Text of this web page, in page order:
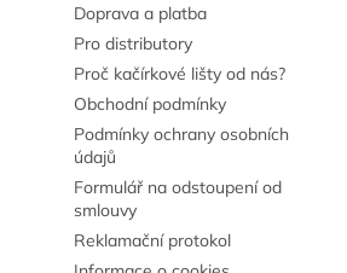
Doprava a platba
Pro distributory
Proč kačírkové lišty od nás?
Obchodní podmínky
Podmínky ochrany osobních
údajů
Formulář na odstoupení od
smlouvy
Reklamační protokol